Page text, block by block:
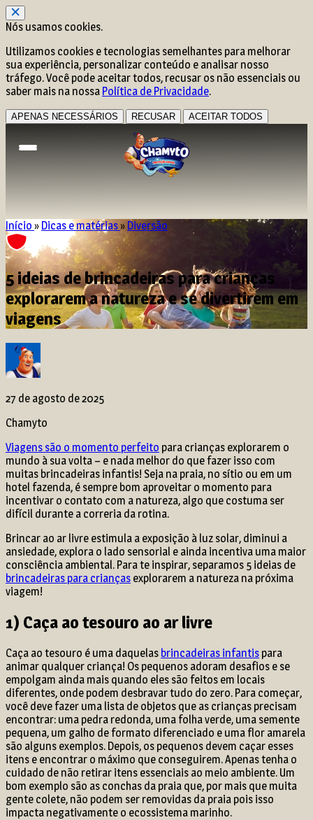
Nós usamos cookies.
Utilizamos cookies e tecnologias semelhantes para melhorar
sua experiência, personalizar conteúdo e analisar nosso
tráfego. Você pode aceitar todos, recusar os não essenciais ou
saber mais na nossa Política de Privacidade.
APENAS NECESSÁRIOS RECUSAR ACEITAR TODOS
Início » Dicas e matérias» Diversão
5 ideias de brincadeiras para crianças
explorarem a natureza e se divertirem em
viagens
27 de agosto de 2025
Chamyto
Viagens são o momento perfeito para crianças explorarem o
mundo à sua volta – e nada melhor do que fazer isso com
muitas brincadeiras infantis! Seja na praia, no sítio ou em um
hotel fazenda, é sempre bom aproveitar o momento para
incentivar o contato com a natureza, algo que costuma ser
difícil durante a correria da rotina.
Brincar ao ar livre estimula a exposição à luz solar, diminui a
ansiedade, explora o lado sensorial e ainda incentiva uma maior
consciência ambiental. Para te inspirar, separamos 5 ideias de
brincadeiras para crianças explorarem a natureza na próxima
viagem!
1) Caça ao tesouro ao ar livre
Caça ao tesouro é uma daquelas brincadeiras infantis para
animar qualquer criança! Os pequenos adoram desafios e se
empolgam ainda mais quando eles são feitos em locais
diferentes, onde podem desbravar tudo do zero. Para começar,
você deve fazer uma lista de objetos que as crianças precisam
encontrar: uma pedra redonda, uma folha verde, uma semente
pequena, um galho de formato diferenciado e uma flor amarela
são alguns exemplos. Depois, os pequenos devem caçar esses
itens e encontrar o máximo que conseguirem. Apenas tenha o
cuidado de não retirar itens essenciais ao meio ambiente. Um
bom exemplo são as conchas da praia que, por mais que muita
gente colete, não podem ser removidas da praia pois isso
impacta negativamente o ecossistema marinho.